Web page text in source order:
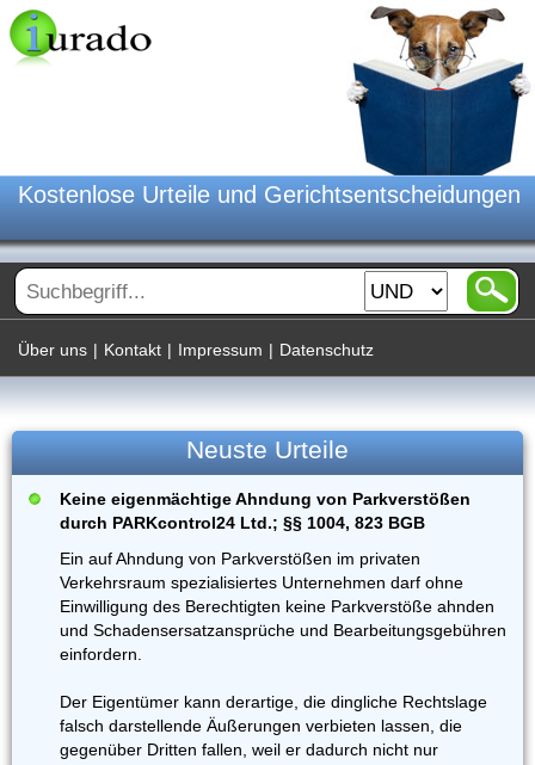
Kostenlose Urteile und Gerichtsentscheidungen
Über uns | Kontakt | Impressum | Datenschutz
Neuste Urteile
Keine eigenmächtige Ahndung von Parkverstößen
durch PARKcontrol24 Ltd.; §§ 1004, 823 BGB
Ein auf Ahndung von Parkverstößen im privaten
Verkehrsraum spezialisiertes Unternehmen darf ohne
Einwilligung des Berechtigten keine Parkverstöße ahnden
und Schadensersatzansprüche und Bearbeitungsgebühren
einfordern.
Der Eigentümer kann derartige, die dingliche Rechtslage
falsch darstellende Äußerungen verbieten lassen, die
gegenüber Dritten fallen, weil er dadurch nicht nur